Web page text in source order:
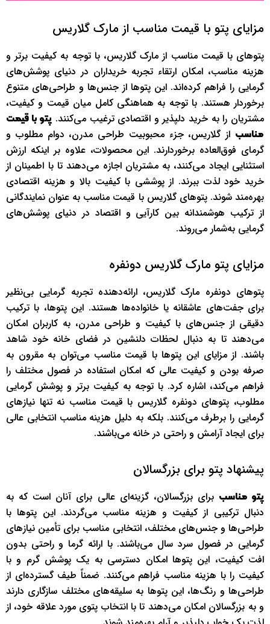
مزایای پتو با قیمت مناسب از مارک گلاریس
پتوهای با قیمت مناسب از مارک گلاریس، با توجه به کیفیت برتر و
هزینه مناسب، امکان ارتقاء تجربه خریداران در دنیای پوشش‌های
گرمایی را فراهم کرده‌اند. این پتوها از جنس‌ها و طراحی‌های متنوع
برخوردار هستند. با توجه به هماهنگی کامل میان قیمت و کیفیت،
مشتریان را به خرید دلپذیر و اقتصادی ترغیب می‌کنند. پتو با قیمت
مناسب از گلاریس، جزء محبوبیت طراحی مدرن، دوام مطلوب و
گرمای فوق‌العاده برخوردارند. این محصولات، علاوه بر اینکه ارزش
استثنایی ایجاد می‌کنند، به مشتریان اجازه می‌دهند تا با اطمینان از
خرید خود لذت ببرند. از پوششی با کیفیت بالا و هزینه اقتصادی
بهره‌مند شوند. پتوهای گلاریس با قیمت مناسب به عنوان نمایندگانی
از ترکیب هوشمندانه بین کارآیی و اقتصاد در دنیای پوشش‌های
گرمایی به‌شمار می‌روند.
مزایای پتو مارک گلاریس دونفره
پتوهای دونفره مارک گلاریس، ارائه‌دهنده تجربه گرمایی بی‌نظیر
برای جفت‌های عاشقانه یا خانواده‌ها هستند. این پتوها، با ترکیب
دقیقی از جنس‌های با کیفیت و طراحی مدرن، به کاربران امکان
می‌دهند تا به دنبال لحظات دلنشین در فضای خانه خود شاهد
باشند. از مزایای این پتوها با قیمت مناسب می‌توان به مقرون به
صرفه بودن و کیفیت عالی که امکان استفاده در فصول مختلف را
فراهم می‌کند، اشاره کرد. با توجه به کیفیت برتر و پوشش گرمایی
مطلوب، پتوهای دونفره گلاریس با قیمت مناسب نه تنها نیازهای
گرمایی را برطرف می‌کنند. بلکه به دلیل هزینه مناسب انتخابی عالی
برای ایجاد آرامش و راحتی در خانه می‌باشند.
پیشنهاد پتو برای بزرگسالان
پتو مناسب برای بزرگسالان، گزینه‌ای عالی برای آنان است که به
دنبال ترکیبی از کیفیت و هزینه مناسب می‌گردند. این پتوها با
طراحی‌ها و جنس‌های مختلف، انتخابی مناسب برای تأمین نیازهای
گرمایی در فصول سرد سال می‌باشند. با ارائه گرما و راحتی بدون
افت کیفیت، این پتوها امکان دسترسی به یک پوشش گرم و با
کیفیت را با هزینه مناسب فراهم می‌کنند. ضمناً طیف گسترده‌ای از
طراحی‌ها و رنگ‌ها، این پتوها به سلیقه‌های مختلف سازگاری دارند
و به بزرگسالان امکان می‌دهند تا با انتخاب پتوی مورد علاقه خود، از